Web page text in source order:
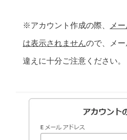
※アカウント作成の際、
メ
は表示されませんので、メ
違えに十分ご注意ください。